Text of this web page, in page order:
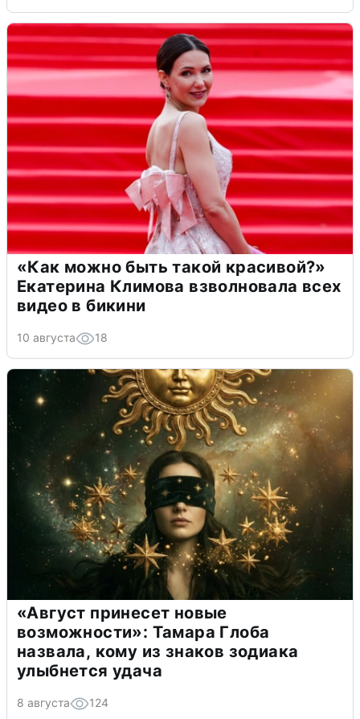
«Как можно быть такой красивой?»
Екатерина Климова взволновала всех
видео в бикини
10 августа 18
«Август принесет новые
возможности»: Тамара Глоба
назвала, кому из знаков зодиака
улыбнется удача
8 августа 124